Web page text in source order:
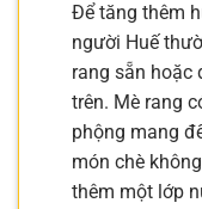
Để tăng thêm
người Huế
rang sẵn hoặc
trên. Mè rang
phộng mang
món chè
thêm một lớp